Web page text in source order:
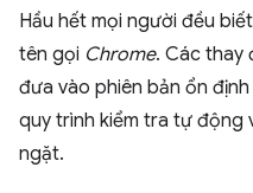
Hầu hết mọi người đều
tên gọi Chrome. Các thay
đưa vào phiên bản ổn
quy trình kiểm tra tự động
ngặt.